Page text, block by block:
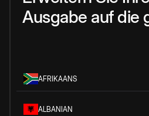
Ausgabe auf die
AFRIKAANS
ALBANIAN